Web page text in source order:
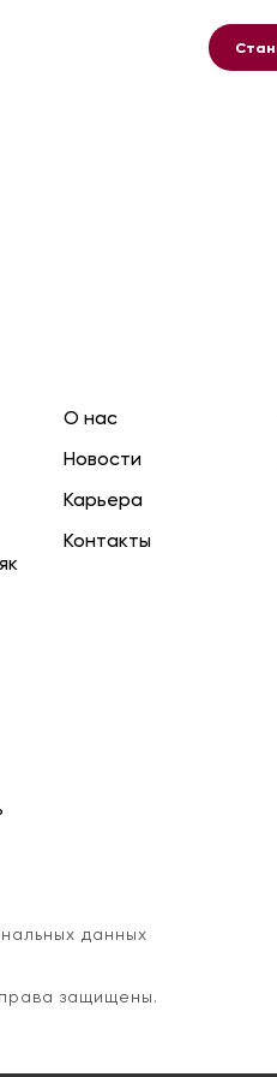
Стань партнером
О нас
Новости
Карьера
Контакты
данных
защищены.